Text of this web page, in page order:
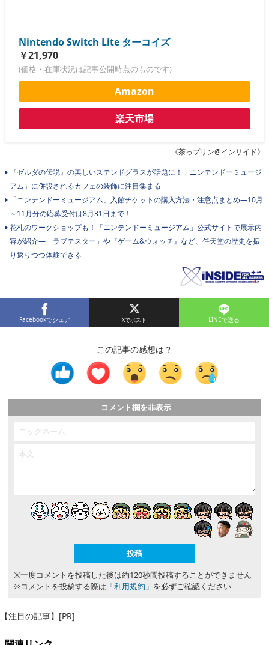
Nintendo Switch Lite ターコイズ
￥21,970
(価格・在庫状況は記事公開時点のものです)
Amazon
楽天市場
《茶っプリン@インサイド》
『ゼルダの伝説』の美しいステンドグラスが話題に！「ニンテンドーミュージ
アム」に併設されるカフェの装飾に注目集まる
「ニンテンドーミュージアム」入館チケットの購入方法・注意点まとめ―10月
～11月分の応募受付は8月31日まで！
花札のワークショップも！「ニンテンドーミュージアム」公式サイトで展示内
容が紹介―「ラブテスター」や『ゲーム&ウォッチ』など、任天堂の歴史を振
り返りつつ体験できる
Facebookでシェア LINEで送る
この記事の感想は？
コメント欄を非表示
※一度コメントを投稿した後は約120秒間投稿することができません
※コメントを投稿する際は 「利用規約」 を必ずご確認ください
【注目の記事】[PR]